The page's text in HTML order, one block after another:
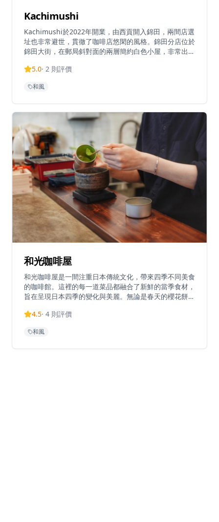
Kachimushi
Kachimushi於2022年開業，由西貢開入錦田，兩間店選
址也非常避世，貫徹了咖啡店悠閑的風格。錦田分店位於
錦田大街，在郵局斜對面的兩層簡約白色小屋，非常出
壓迫感。戶外設露天日式庭園，用砂石和草木砌出枯山水
家錦田咖啡店主要供應咖啡和輕食，平時少見的Dutch
蘭班㦸外脆內軟，灑上糖霜後賣相一流。喜歡鹹食的必試
烤比爾芝士配吐司（$68），烘脆的多士醮上軟滑的Brie
Cheese，看得人食指大動。人均消費約$150-$200。必
點美食：無花果荷蘭鬆餅（$78）、烤比爾芝士配吐司
（$68）。營業時間：周一至日10:00-18:00。提示：須
脫鞋入內，著鞋記得著襪啊～
5.0· 2 則評價
和風
和光咖啡屋
和光咖啡屋是一間注重日本傳統文化，帶來四季不同美食
的咖啡館。這裡的每一道菜品都融合了新鮮的當季食材，
旨在呈現日本四季的變化與美麗。無論是春天的櫻花餅、
湯，每一口都讓人感受到濃厚的季節氛圍。此外，咖啡屋
的座位，為客人提供一個放鬆的環境。店內還定期舉辦茶
4.5· 4 則評價
和風